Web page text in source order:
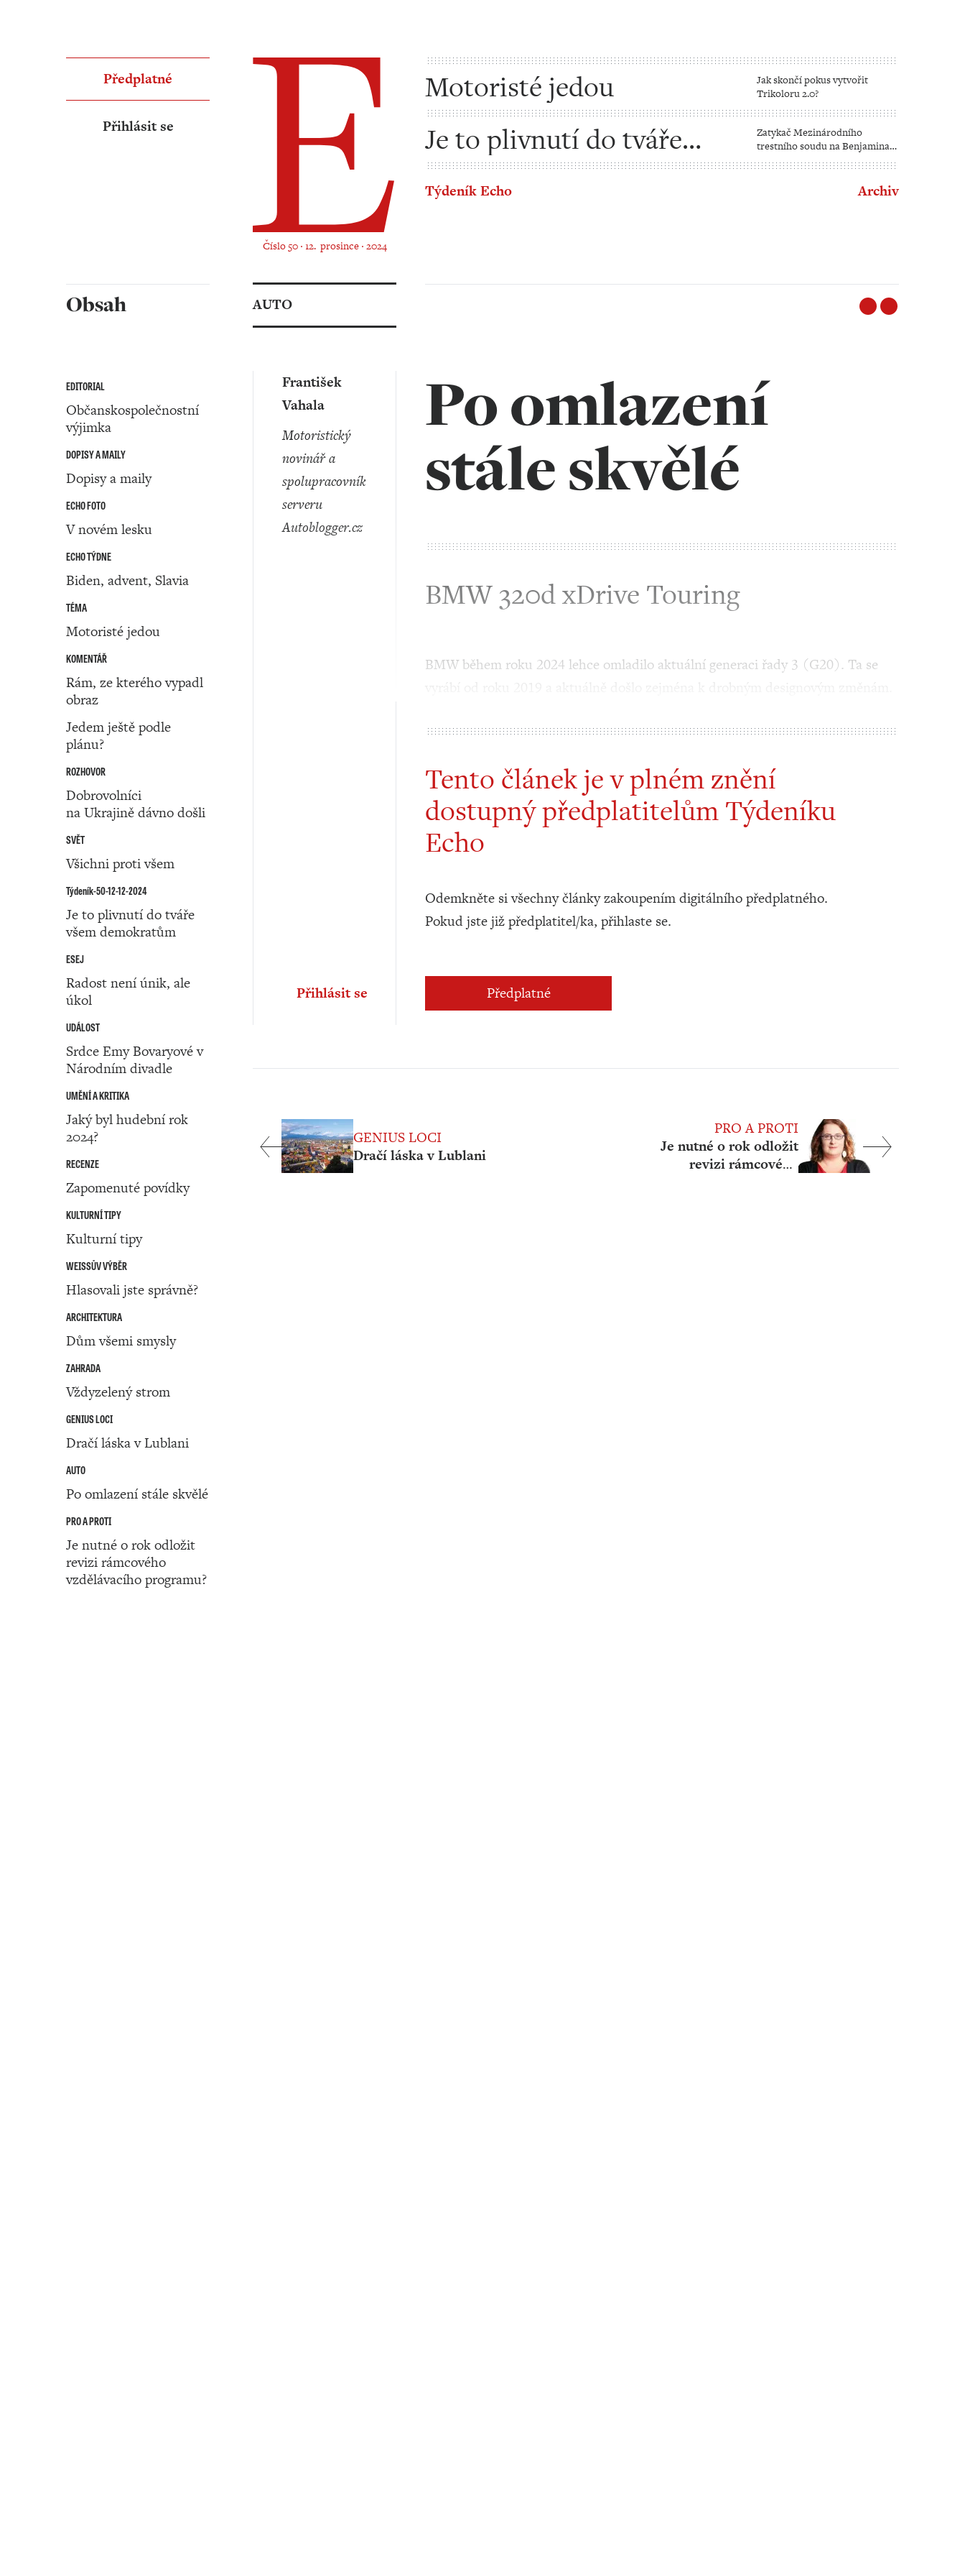
Číslo 50 ‧ 12. prosince ‧ 2024
Motoristé jedou
Jak skončí pokus vytvořit
Trikoloru 2.0?
Je to plivnutí do tváře
všem demokratům
Zatykač Mezinárodního
trestního soudu na Benjamina
Netanjahua
Týdeník Echo Archiv
Předplatné
Přihlásit se
Obsah
EDITORIAL
Občanskospolečnostní
výjimka
DOPISY A MAILY
Dopisy a maily
ECHO FOTO
V novém lesku
ECHO TÝDNE
Biden, advent, Slavia
TÉMA
Motoristé jedou
KOMENTÁŘ
Rám, ze kterého vypadl
obraz
Jedem ještě podle
plánu?
ROZHOVOR
Dobrovolníci
na Ukrajině dávno došli
SVĚT
Všichni proti všem
Týdeník-50-12-12-2024
Je to plivnutí do tváře
všem demokratům
ESEJ
Radost není únik, ale
úkol
UDÁLOST
Srdce Emy Bovaryové v
Národním divadle
UMĚNÍ A KRITIKA
Jaký byl hudební rok
2024?
RECENZE
Zapomenuté povídky
KULTURNÍ TIPY
Kulturní tipy
WEISSŮV VÝBĚR
Hlasovali jste správně?
ARCHITEKTURA
Dům všemi smysly
ZAHRADA
Vždyzelený strom
GENIUS LOCI
Dračí láska v Lublani
AUTO
Po omlazení stále skvělé
PRO A PROTI
Je nutné o rok odložit
revizi rámcového
vzdělávacího programu?
AUTO
Po omlazení
stále skvělé
BMW 320d xDrive Touring
František
Vahala
motoristický
novinář a
spolupracovník
serveru
Autoblogger.cz
BMW během roku 2024 lehce omladilo aktuální generaci řady 3 (G20). Ta se
Tento článek je v plném znění
dostupný předplatitelům Týdeníku
Echo
Odemkněte si všechny články zakoupením digitálního předplatného.
Pokud jste již předplatitel/ka, přihlaste se.
Předplatné
Přihlásit se
PRO A PROTI
Je nutné o rok odložit
revizi rámcového
GENIUS LOCI
Dračí láska v Lublani